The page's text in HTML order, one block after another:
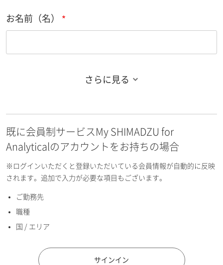
お名前（名）
お名前フリガナ（名）
E-mailアドレス（半角英数）
国 / エリア
さらに見る
既に会員制サービスMy SHIMADZU for
Analyticalのアカウントをお持ちの場合
※ログインいただくと登録いただいている会員情報が自動的に反映
されます。追加で入力が必要な項目もございます。
ご勤務先
職種
国 / エリア
サインイン